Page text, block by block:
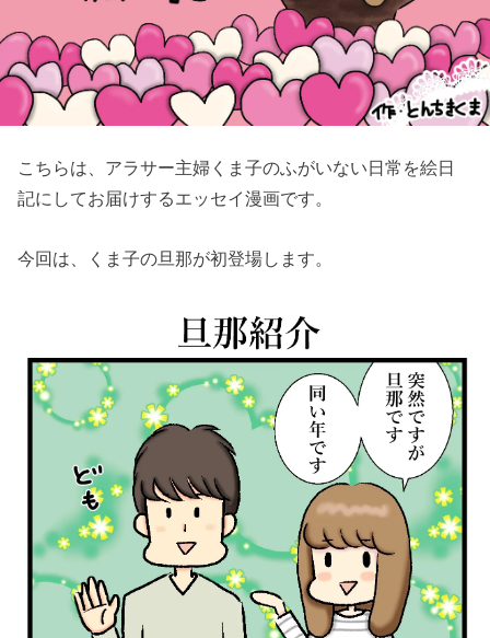
こちらは、アラサー主婦くま子のふがいない日常を絵日
記にしてお届けするエッセイ漫画です。
今回は、くま子の旦那が初登場します。